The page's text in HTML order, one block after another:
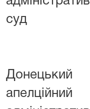
суд
Донецький
апелційний